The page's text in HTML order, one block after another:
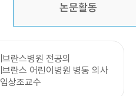
논문활동
란스병원 전공의
란스 어린이병원 병동 의사
상조교수